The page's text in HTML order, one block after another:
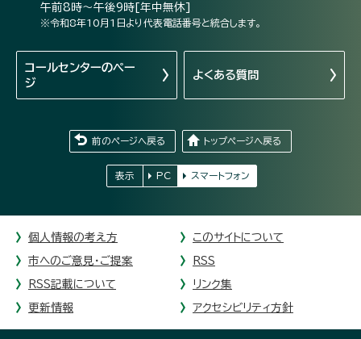
午前8時～午後9時[年中無休]
※令和8年10月1日より代表電話番号と統合します。
コールセンターのペー
ジ
よくある質問
前のページへ戻る トップページへ戻る
表示 PC スマートフォン
個人情報の考え方 このサイトについて
市へのご意見・ご提案 RSS
RSS記載について リンク集
更新情報 アクセシビリティ方針